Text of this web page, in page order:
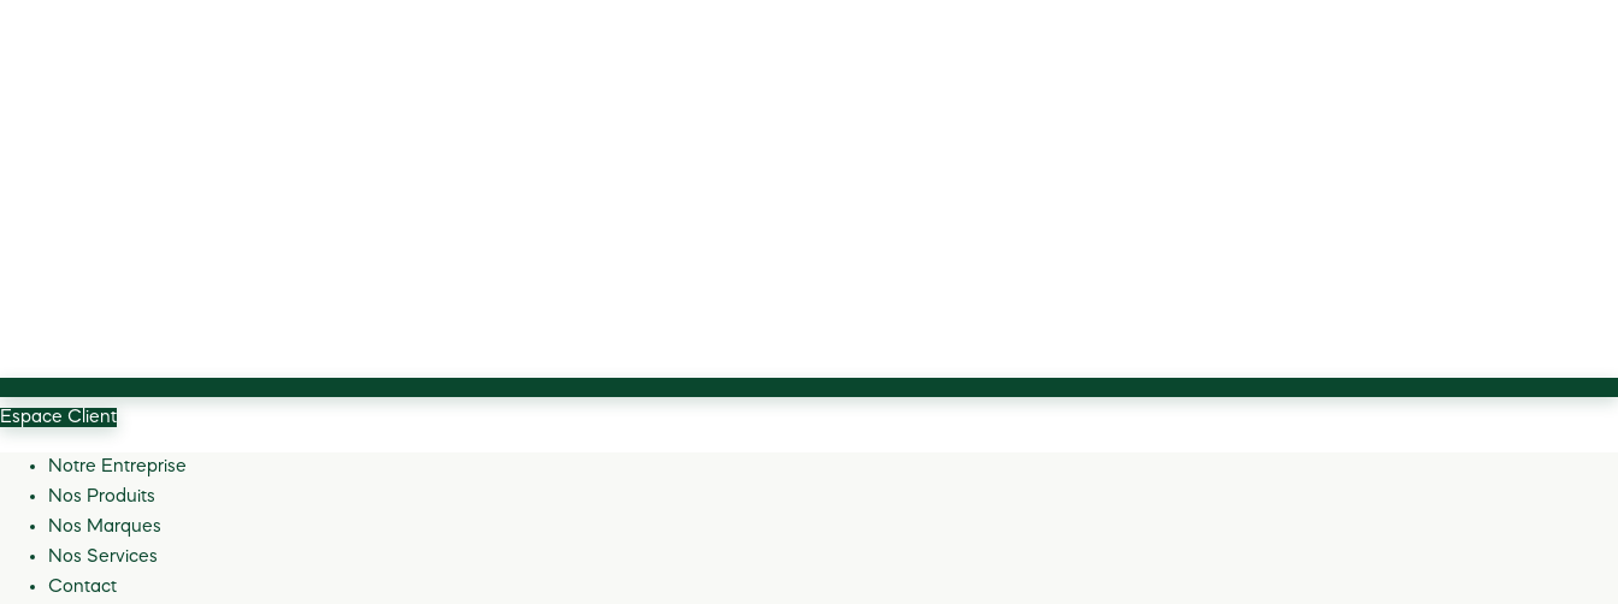
Espace Client
Notre Entreprise
Nos Produits
Nos Marques
Nos Services
Contact